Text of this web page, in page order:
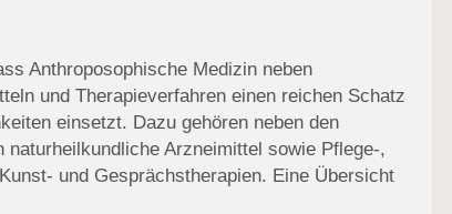
Anthroposophische Medizin neben
und Therapieverfahren einen reichen Schatz
einsetzt. Dazu gehören neben den
naturheilkundliche Arzneimittel sowie Pflege-,
und Gesprächstherapien. Eine Übersicht